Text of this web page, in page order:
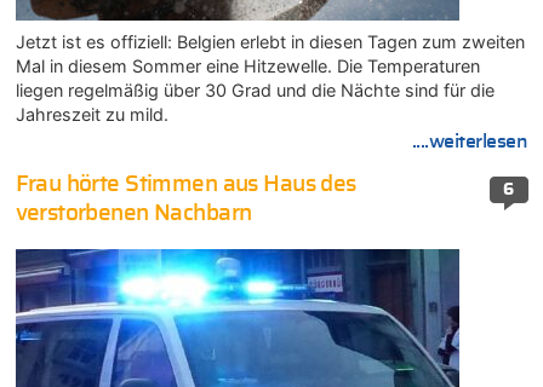
Jetzt ist es offiziell: Belgien erlebt in diesen Tagen zum zweiten
Mal in diesem Sommer eine Hitzewelle. Die Temperaturen
liegen regelmäßig über 30 Grad und die Nächte sind für die
Jahreszeit zu mild.
....weiterlesen
6
Frau hörte Stimmen aus Haus des
verstorbenen Nachbarn